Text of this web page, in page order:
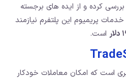
بررسی کرده و از ایده‌ های برجسته
پریمیوم این پلتفرم نیازمند
است.
است که امکان معاملات خودکار